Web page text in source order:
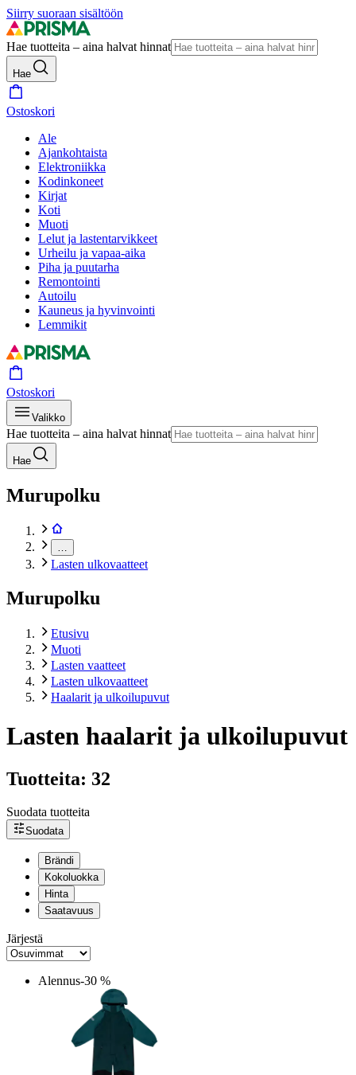
Siirry suoraan sisältöön
Hae tuotteita – aina halvat hinnat
Hae
Ostoskori
Ale
Ajankohtaista
Elektroniikka
Kodinkoneet
Kirjat
Koti
Muoti
Lelut ja lastentarvikkeet
Urheilu ja vapaa-aika
Piha ja puutarha
Remontointi
Autoilu
Kauneus ja hyvinvointi
Lemmikit
Ostoskori
Valikko
Hae tuotteita – aina halvat hinnat
Hae
Murupolku
Lasten ulkovaatteet
Murupolku
Etusivu
Muoti
Lasten vaatteet
Lasten ulkovaatteet
Haalarit ja ulkoilupuvut
Lasten haalarit ja ulkoilupuvut
Tuotteita: 32
Suodata tuotteita
Suodata
Brändi
Kokoluokka
Hinta
Saatavuus
Järjestä
Alennus-30 %